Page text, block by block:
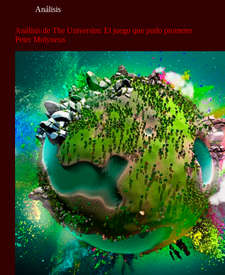
Análisis
Análisis de The Universim: El juego que pudo prometer
Peter Molyneux